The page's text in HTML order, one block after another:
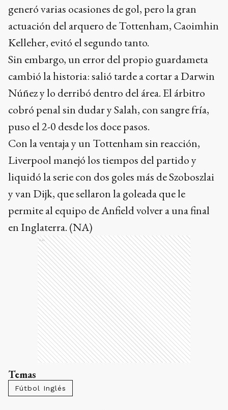
generó varias ocasiones de gol, pero la gran
actuación del arquero de Tottenham, Caoimhin
Kelleher, evitó el segundo tanto.
Sin embargo, un error del propio guardameta
cambió la historia: salió tarde a cortar a Darwin
Núñez y lo derribó dentro del área. El árbitro
cobró penal sin dudar y Salah, con sangre fría,
puso el 2-0 desde los doce pasos.
Con la ventaja y un Tottenham sin reacción,
Liverpool manejó los tiempos del partido y
liquidó la serie con dos goles más de Szoboszlai
y van Dijk, que sellaron la goleada que le
permite al equipo de Anfield volver a una final
en Inglaterra. (NA)
Ads
Temas
Fútbol Inglés